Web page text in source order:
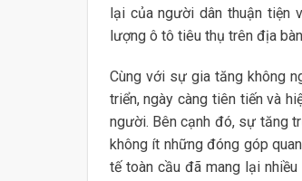
lại của người dân thuận tiện
lượng ô tô tiêu thụ trên địa
Cùng với sự gia tăng không
triển, ngày càng tiên tiến và
người. Bên cạnh đó, sự tăng
không ít những đóng góp
tế toàn cầu đã mang lại